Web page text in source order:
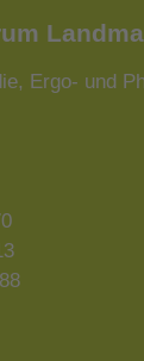
Ergo- und